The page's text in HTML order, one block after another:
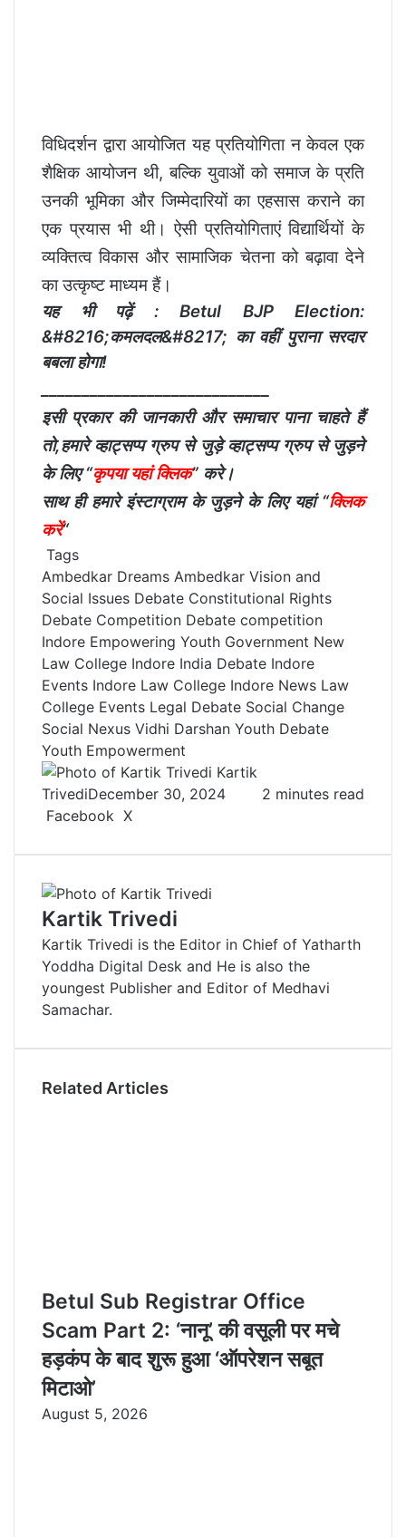
विधिदर्शन द्वारा आयोजित यह प्रतियोगिता न केवल एक
शैक्षिक आयोजन थी, बल्कि युवाओं को समाज के प्रति
उनकी भूमिका और जिम्मेदारियों का एहसास कराने का
एक प्रयास भी थी। ऐसी प्रतियोगिताएं विद्यार्थियों के
व्यक्तित्व विकास और सामाजिक चेतना को बढ़ावा देने
का उत्कृष्ट माध्यम हैं।
यह भी पढ़ें : Betul BJP Election:
&#8216;कमलदल&#8217; का वहीं पुराना सरदार
बबला होगा!
इसी प्रकार की जानकारी और समाचार पाना चाहते हैं
तो,हमारे व्हाट्सप्प ग्रुप से जुड़े व्हाट्सप्प ग्रुप से जुड़ने
के लिए “कृपया यहां क्लिक” करे।
साथ ही हमारे इंस्टाग्राम के जुड़ने के लिए यहां “क्लिक
करें“
Tags
Ambedkar Dreams Ambedkar Vision and
Social Issues Debate Constitutional Rights
Debate Competition Debate competition
Indore Empowering Youth Government New
Law College Indore India Debate Indore
Events Indore Law College Indore News Law
College Events Legal Debate Social Change
Social Nexus Vidhi Darshan Youth Debate
Youth Empowerment
Kartik
TrivediDecember 30, 2024
2 minutes read
Facebook X
n
e
d
I
n
m
l
r
n
e
r
e
s
t
d
i
t
o
t
a
k
t
e
a
e
v
i
a
E
i
i
Kartik Trivedi
Kartik Trivedi is the Editor in Chief of Yatharth
Yoddha Digital Desk and He is also the
youngest Publisher and Editor of Medhavi
Samachar.
Related Articles
Betul Sub Registrar Office
Scam Part 2: ‘नानू’ की वसूली पर मचे
हड़कंप के बाद शुरू हुआ ‘ऑपरेशन सबूत
मिटाओ’
August 5, 2026